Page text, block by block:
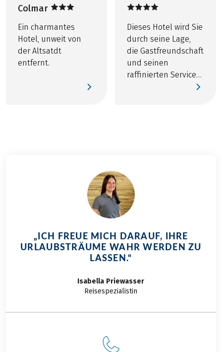
Colmar
Ein charmantes
Hotel, unweit von
der Altsatdt
entfernt.
Dieses Hotel wird Sie
durch seine Lage,
die Gastfreundschaft
und seinen
raffinierten Service
„ICH FREUE MICH DARAUF, IHRE
URLAUBSTRÄUME WAHR WERDEN ZU
LASSEN.“
Isabella Priewasser
Reisespezialistin